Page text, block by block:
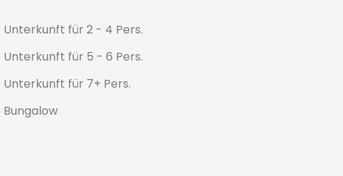
Unterkunft für 2 - 4 Pers.
Unterkunft für 5 - 6 Pers.
Unterkunft für 7+ Pers.
Bungalow